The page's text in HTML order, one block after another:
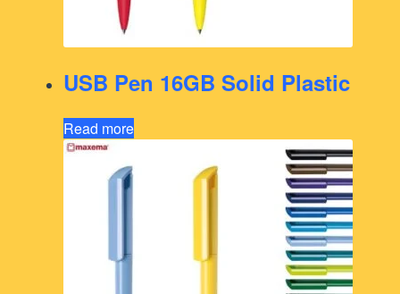
USB Pen 16GB Solid Plastic
Read more